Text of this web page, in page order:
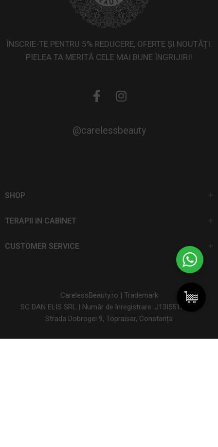
ÎNSCRIE-TE PENTRU 5% REDUCERE, OFERTE ȘI NOUTĂȚI.
PIELEA TA MERITĂ CELE MAI BUNE ÎNGRIJIRI!
@carelessbeauty
SHOP
TERAPII IN CABINET
CUSTOMER SERVICE
CarelessBeauty.ro | Trademark
SC DAN ELIS SRL | Număr de înregistrare: J13I551I1992
Strada Dobrogei 9, Topraisar, Constanța